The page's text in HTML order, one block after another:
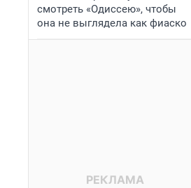
смотреть «Одиссею», чтобы
она не выглядела как фиаско